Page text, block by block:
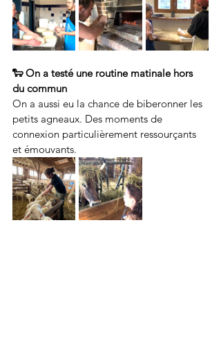
🐑 On a testé une routine matinale hors
du commun
On a aussi eu la chance de biberonner les
petits agneaux. Des moments de
connexion particulièrement ressourçants
et émouvants.